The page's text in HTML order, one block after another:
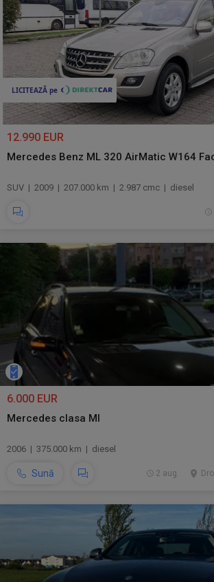
12.990 EUR
Mercedes Benz ML 320 AirMatic W164
SUV | 2009 | 207.000 km | 2.987 cmc | diesel
6.000 EUR
Mercedes clasa Ml
2006 | 375.000 km | diesel
Sună 2 aug.